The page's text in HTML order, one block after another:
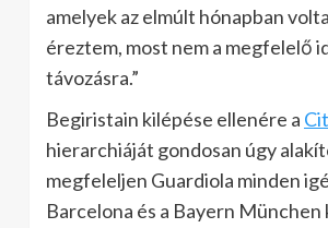
amelyek az elmúlt hónapban
éreztem, most nem a megfelelő
távozásra.”
Begiristain kilépése ellenére a
hierarchiáját gondosan úgy
megfeleljen Guardiola minden
Barcelona és a Bayern München